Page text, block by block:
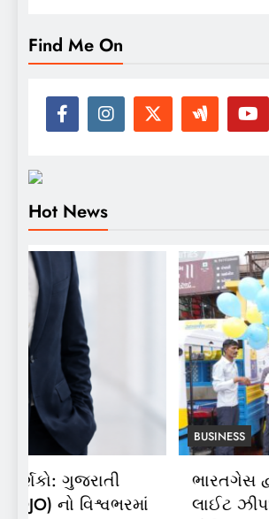
Find Me On
Hot News
BUSINESS
ભારતગેસ દ્વારા ગ્રાહકો માટે
લાઈટ ઝીપ’ 10 કિલો કંપોઝિટ